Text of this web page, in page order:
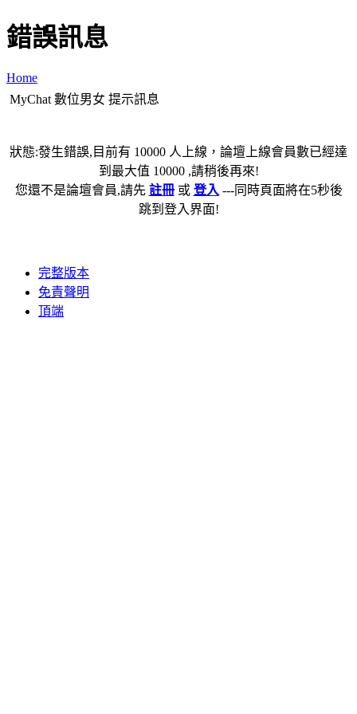
錯誤訊息
Home
MyChat 數位男女 提示訊息
狀態:發生錯誤,目前有 10000 人上線，論壇上線會員數已經達
到最大值 10000 ,請稍後再來!
您還不是論壇會員,請先 註冊或 登入 ---同時頁面將在5秒後
跳到登入界面!
完整版本
免責聲明
頂端